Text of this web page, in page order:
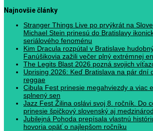
Najnovšie články
Stranger Things Live po prvýkrát na
Michael Stein prinesú do Bratislavy
seriálového fenoménu
Kim Dracula rozpútal v Bratislave
Fanúšikovia zažili večer plný extrémnej
The Legits Blast 2026 pozná svojich
Uprising 2026: Keď Bratislava na pár dní
reggae
Cibula Fest prinesie megahviezdy a viac
splnený sen
Jazz Fest Žilina oslávi svoj 8. ročník. Do
prinesie špičkový slovenský aj
Jubilejná Pohoda prepísala vlastnú
hovoria opäť o najlepšom ročníku